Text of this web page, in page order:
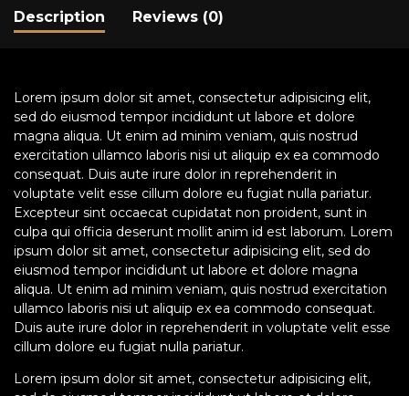
Description Reviews (0)
Lorem ipsum dolor sit amet, consectetur adipisicing elit,
sed do eiusmod tempor incididunt ut labore et dolore
magna aliqua. Ut enim ad minim veniam, quis nostrud
exercitation ullamco laboris nisi ut aliquip ex ea commodo
consequat. Duis aute irure dolor in reprehenderit in
voluptate velit esse cillum dolore eu fugiat nulla pariatur.
Excepteur sint occaecat cupidatat non proident, sunt in
culpa qui officia deserunt mollit anim id est laborum. Lorem
ipsum dolor sit amet, consectetur adipisicing elit, sed do
eiusmod tempor incididunt ut labore et dolore magna
aliqua. Ut enim ad minim veniam, quis nostrud exercitation
ullamco laboris nisi ut aliquip ex ea commodo consequat.
Duis aute irure dolor in reprehenderit in voluptate velit esse
cillum dolore eu fugiat nulla pariatur.
Lorem ipsum dolor sit amet, consectetur adipisicing elit,